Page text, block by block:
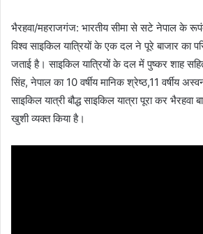
भैरहवा/महराजगंज: भारतीय सीमा से सटे नेपाल के
विश्व साइकिल यात्रियों के एक दल ने पूरे बाजार का
जताई है। साइकिल यात्रियों के दल में पुष्कर शाह
सिंह, नेपाल का 10 वर्षीय मानिक श्रेष्ठ,11 वर्षीय
साइकिल यात्री बौद्ध साइकिल यात्रा पूरा कर भैरहवा
खुशी व्यक्त किया है।